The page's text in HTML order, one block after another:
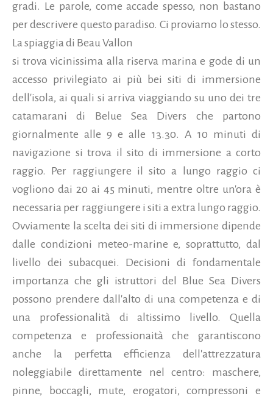
gradi. Le parole, come accade spesso, non bastano
per descrivere questo paradiso. Ci proviamo lo stesso.
La spiaggia di Beau Vallon
si trova vicinissima alla riserva marina e gode di un
accesso privilegiato ai più bei siti di immersione
dell'isola, ai quali si arriva viaggiando su uno dei tre
catamarani di Belue Sea Divers che partono
giornalmente alle 9 e alle 13.30. A 10 minuti di
navigazione si trova il sito di immersione a corto
raggio. Per raggiungere il sito a lungo raggio ci
vogliono dai 20 ai 45 minuti, mentre oltre un'ora è
necessaria per raggiungere i siti a extra lungo raggio.
Ovviamente la scelta dei siti di immersione dipende
dalle condizioni meteo-marine e, soprattutto, dal
livello dei subacquei. Decisioni di fondamentale
importanza che gli istruttori del Blue Sea Divers
possono prendere dall'alto di una competenza e di
una professionalità di altissimo livello. Quella
competenza e professionaità che garantiscono
anche la perfetta efficienza dell'attrezzatura
noleggiabile direttamente nel centro: maschere,
pinne, boccagli, mute, erogatori, compressoni e